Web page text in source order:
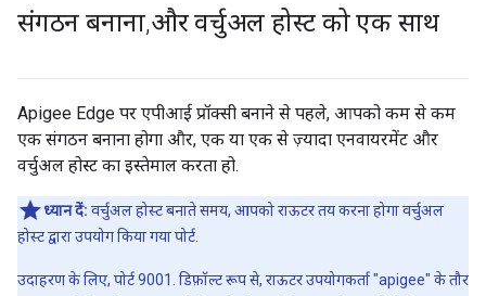
संगठन बनाना,और वर्चुअल होस्ट को एक साथ
Apigee Edge पर एपीआई प्रॉक्सी बनाने से पहले, आपको कम से कम
एक संगठन बनाना होगा और, एक या एक से ज़्यादा एनवायरमेंट और
वर्चुअल होस्ट का इस्तेमाल करता हो.
ध्यान दें: वर्चुअल होस्ट बनाते समय, आपको राऊटर तय करना होगा वर्चुअल
होस्ट द्वारा उपयोग किया गया पोर्ट.
उदाहरण के लिए, पोर्ट 9001. डिफ़ॉल्ट रूप से, राऊटर उपयोगकर्ता "apigee" के तौर